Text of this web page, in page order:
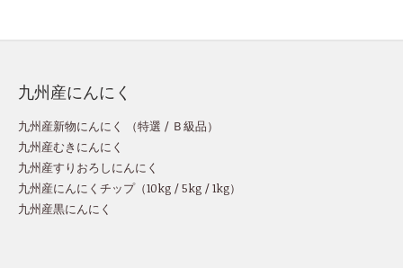
九州産にんにく
九州産新物にんにく （特選 / Ｂ級品）
九州産むきにんにく
九州産すりおろしにんにく
九州産にんにくチップ（10kg /5kg /1kg）
九州産黒にんにく